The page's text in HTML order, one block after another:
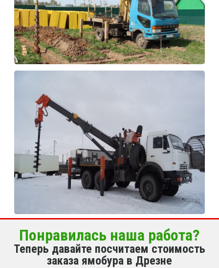
Понравилась наша работа?
Теперь давайте посчитаем стоимость
заказа ямобура в Дрезне